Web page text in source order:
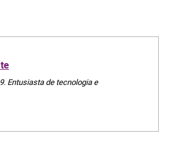
Entusiasta de tecnologia e